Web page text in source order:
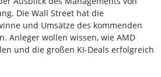
Die Wall Street hat die
und Umsätze des kommenden
Anleger wollen wissen, wie AMD
und die großen KI-Deals erfolgreich